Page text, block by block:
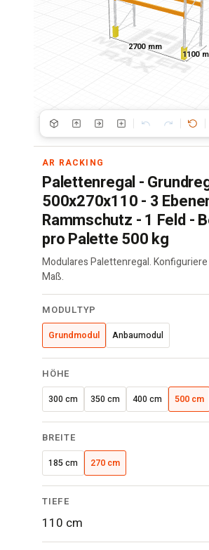
2700 mm
1100
AR RACKING
Palettenregal -
500x270x110 - 3
Rammschutz - 1 Feld -
pro Palette 500 kg
Modulares Palettenregal.
Maß.
Palettenregal
·
500x270x110
cm
·
3
Ebenen
·
Ohne
Fachboden
MODULTYP
Grundmodul Anbaumodul
HÖHE
300 cm 350 cm 400 cm 500 cm
BREITE
185 cm 270 cm
TIEFE
110 cm